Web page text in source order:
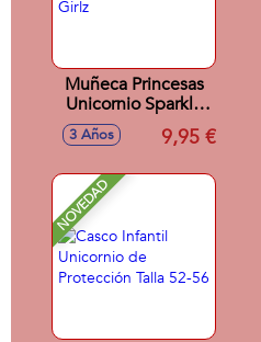
Muñeca Princesas
Unicornio Sparkle
Girlz
3 Años 9,95 €
NOVEDAD